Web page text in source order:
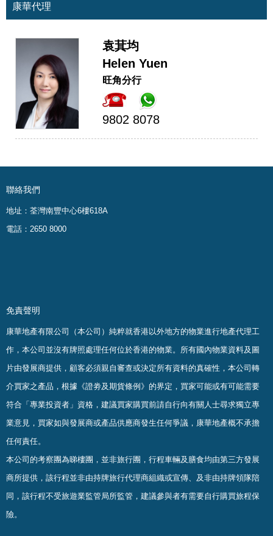
康華代理
袁萁均
Helen Yuen
旺角分行
9802 8078
聯絡我們
地址：荃灣南豐中心6樓618A
電話：2650 8000
免責聲明
康華地產有限公司（本公司）純粹就香港以外地方的物業進行地產代理工
作，本公司並沒有牌照處理任何位於香港的物業。 所有國內物業資料及圖
片由發展商提供，顧客必須親自審查或決定所有資料的真確性 ， 本公司轉
介買家之產品，根據《證劵及期貨條例》的界定，買家可能或有可能需要
符合「專業投資者」資格，建議買家購買前請自行向有關人士尋求獨立專
業意見，買家如與發展商或產品供應商發生任何爭議，康華地產概不承擔
任何責任。
本公司的考察團為睇樓團，並非旅行團，行程車輛及膳食均由第三方發展
商所提供，該行程並非由持牌旅行代理商組織或宣傳、及非由持牌領隊陪
同，該行程不受旅遊業監管局所監管，建議參與者有需要自行購買旅程保
險。